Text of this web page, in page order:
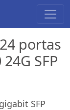
portas
SFP
SFP